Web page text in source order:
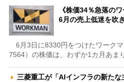
《株価34％急落の
6月の売上低迷を吹
6月3日に8330円をつけたワークマ
7564）の株価は、わずか1カ月あま
三菱重工が「AIインフラの新た